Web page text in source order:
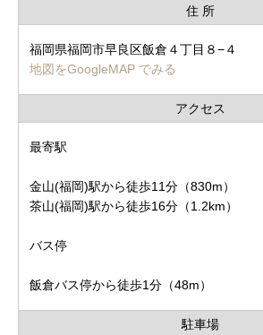
住 所
福岡県福岡市早良区飯倉４丁目８−４
地図をGoogleMAP でみる
アクセス
最寄駅
金山(福岡)駅から徒歩11分（830m）
茶山(福岡)駅から徒歩16分（1.2km）
バス停
飯倉バス停から徒歩1分（48m）
駐車場